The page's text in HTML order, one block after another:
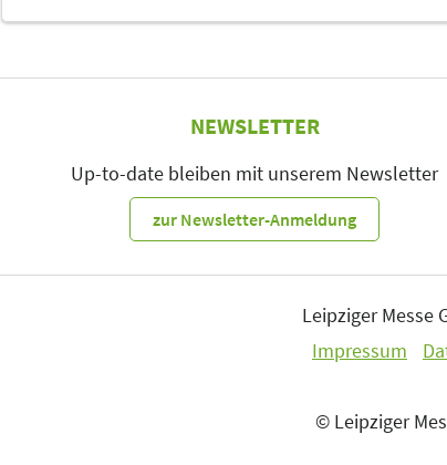
NEWSLETTER
Up-to-date bleiben mit unserem Newsletter
zur Newsletter-Anmeldung
Leipziger Messe
Impressum
© Leipziger